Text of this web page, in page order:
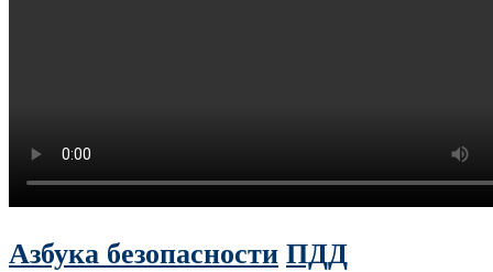
Азбука безопасности ПДД